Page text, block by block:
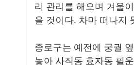
리 관리를 해오며 겨울
을 것이다. 차마 떠나지
종로구는 예전에 궁궐
놓아 사직동 효자동 필